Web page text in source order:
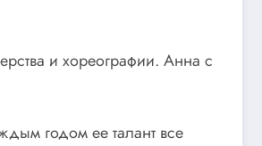
и хореографии. Анна с
годом ее талант все